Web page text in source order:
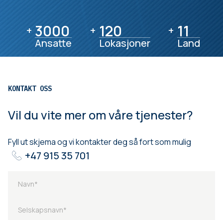
+ 3000
3000
Ansatte
+ 120
120
Lokasjoner
+ 11
11
Land
KONTAKT OSS
Vil du vite mer om våre tjenester?
Fyll ut skjema og vi kontakter deg så fort som mulig
+47 915 35 701